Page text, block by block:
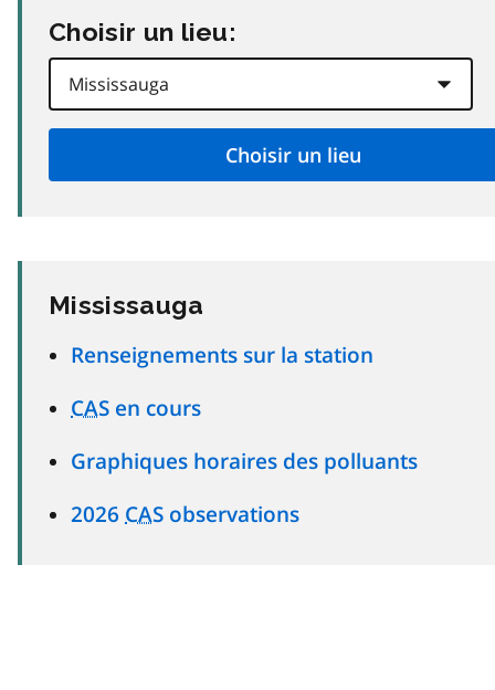
Choisir un lieu:
Mississauga
Renseignements sur la station
CAS en cours
Graphiques horaires des polluants
2026 CAS observations